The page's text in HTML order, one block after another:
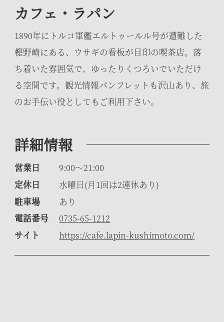
カフェ・ラパン
1890年にトルコ軍艦エルトゥールル号が遭難した
樫野崎にある、ウサギの看板が目印の喫茶店。落
ち着いた雰囲気で、ゆったりくつろいでいただけ
る空間です。観光情報パンフレットも沢山あり、旅
のお手伝い役としてもご利用下さい。
詳細情報
営業日
9:00〜21:00
定休日
水曜日(月1回は2連休あり)
駐車場
あり
電話番号
0735-65-1212
サイト
https://cafe.lapin-kushimoto.com/